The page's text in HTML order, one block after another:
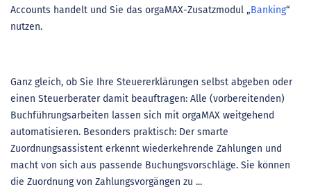
Accounts handelt und Sie das orgaMAX-Zusatzmodul „Banking“
nutzen.
Ganz gleich, ob Sie Ihre Steuererklärungen selbst abgeben oder
einen Steuerberater damit beauftragen: Alle (vorbereitenden)
Buchführungsarbeiten lassen sich mit orgaMAX weitgehend
automatisieren. Besonders praktisch: Der smarte
Zuordnungsassistent erkennt wiederkehrende Zahlungen und
macht von sich aus passende Buchungsvorschläge. Sie können
die Zuordnung von Zahlungsvorgängen zu ...